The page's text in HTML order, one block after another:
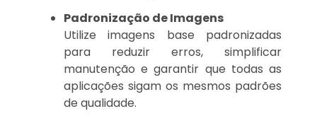
Padronização de Imagens
Utilize imagens base padronizadas
para reduzir erros, simplificar
manutenção e garantir que todas as
aplicações sigam os mesmos padrões
de qualidade.